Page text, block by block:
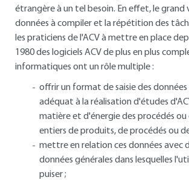
étrangère à un tel besoin. En effet, le grand
données à compiler et la répétition des
les praticiens de l'ACV à mettre en place
1980 des logiciels ACV de plus en plus
informatiques ont un rôle multiple :
offrir un format de saisie des données
adéquat à la réalisation d'études
matière et d'énergie des procédés ou
entiers de produits, de procédés ou
mettre en relation ces données avec
données générales dans lesquelles
puiser ;